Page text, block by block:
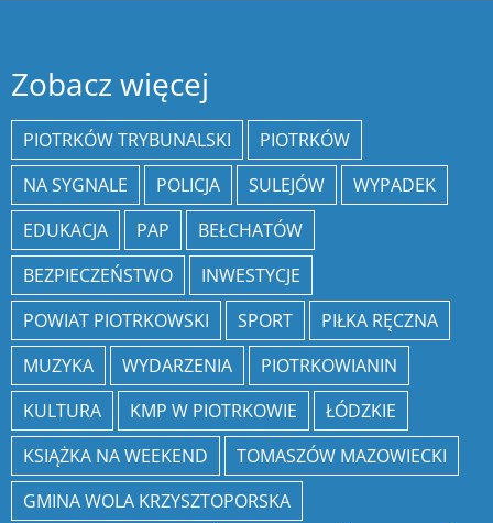
Zobacz więcej
PIOTRKÓW TRYBUNALSKI
PIOTRKÓW
NA SYGNALE
POLICJA SULEJÓW
WYPADEK
EDUKACJA
PAP
BEŁCHATÓW
BEZPIECZEŃSTWO
INWESTYCJE
POWIAT PIOTRKOWSKI
SPORT
PIŁKA RĘCZNA
MUZYKA
WYDARZENIA
PIOTRKOWIANIN
KULTURA
KMP W PIOTRKOWIE
ŁÓDZKIE
KSIĄŻKA NA WEEKEND
TOMASZÓW MAZOWIECKI
GMINA WOLA KRZYSZTOPORSKA